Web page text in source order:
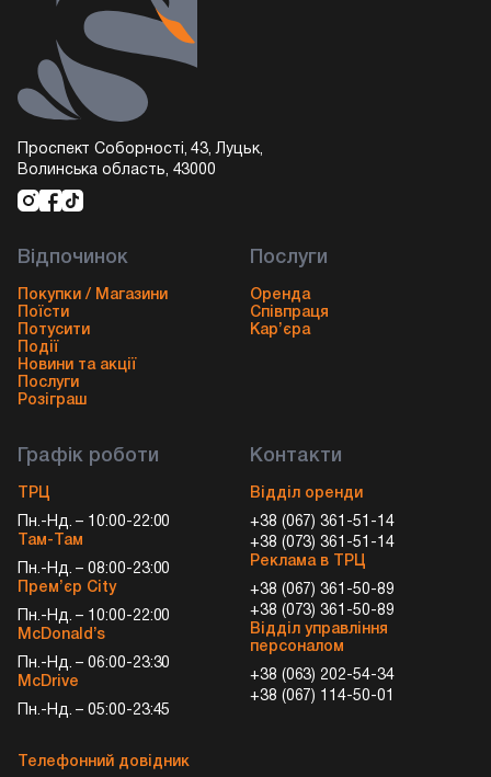
Проспект Соборності, 43, Луцьк,
Волинська область, 43000
Відпочинок
Покупки / Магазини
Поїсти
Потусити
Події
Новини та акції
Послуги
Розіграш
Послуги
Оренда
Співпраця
Кар’єра
Графік роботи
ТРЦ
Пн.-Нд. – 10:00-22:00
Там-Там
Пн.-Нд. – 08:00-23:00
Прем’єр City
Пн.-Нд. – 10:00-22:00
McDonald’s
Пн.-Нд. – 06:00-23:30
McDrive
Пн.-Нд. – 05:00-23:45
Контакти
Відділ оренди
+38 (067) 361-51-14
+38 (073) 361-51-14
Реклама в ТРЦ
+38 (067) 361-50-89
+38 (073) 361-50-89
Відділ управління
персоналом
+38 (063) 202-54-34
+38 (067) 114-50-01
Телефонний довідник